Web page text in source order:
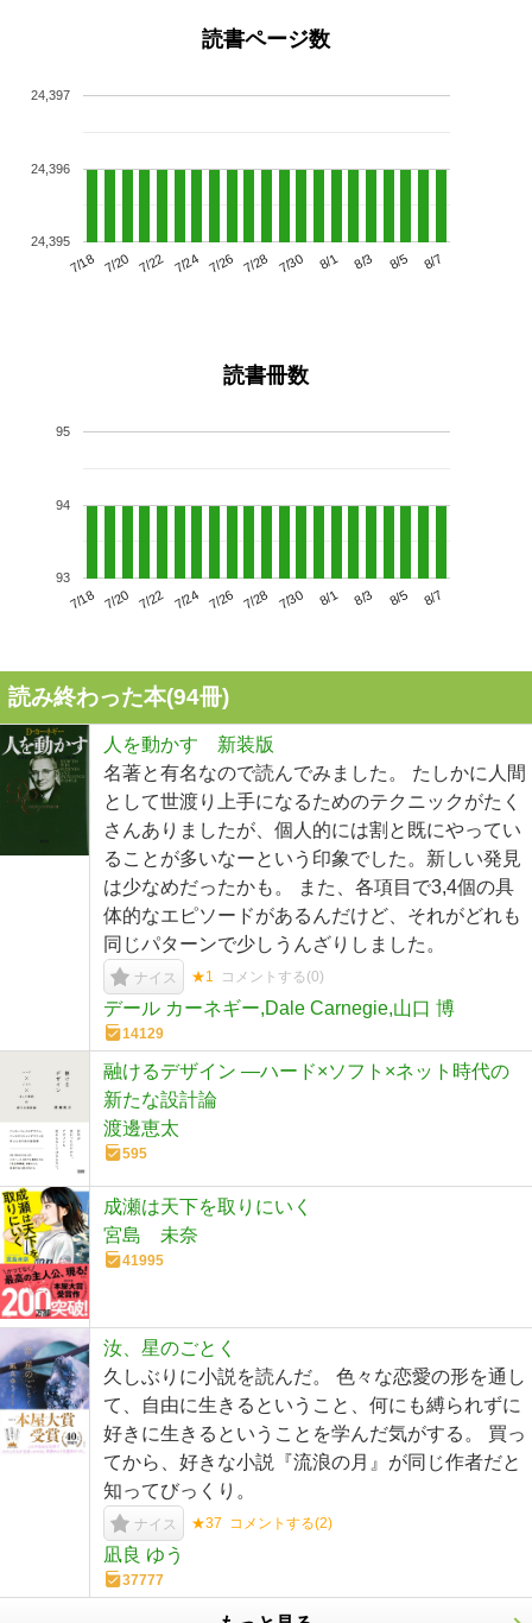
読書ページ数
7/18 7/20 7/22 7/24 7/26 7/28 7/30 8/1 8/3 8/5 8/7
24,395
24,396
24,397
読書冊数
7/18 7/20 7/22 7/24 7/26 7/28 7/30 8/1 8/3 8/5 8/7
93
94
95
読み終わった本(94冊)
人を動かす 新装版
名著と有名なので読んでみました。 たしかに人間
として世渡り上手になるためのテクニックがたく
さんありましたが、個人的には割と既にやってい
ることが多いなーという印象でした。新しい発見
は少なめだったかも。 また、各項目で3,4個の具
体的なエピソードがあるんだけど、それがどれも
同じパターンで少しうんざりしました。
ナイス ★1 コメントする(0)
デール カーネギー,Dale Carnegie,山口 博
14129
融けるデザイン ―ハード×ソフト×ネット時代の
新たな設計論
渡邊恵太
595
成瀬は天下を取りにいく
宮島 未奈
41995
汝、星のごとく
久しぶりに小説を読んだ。 色々な恋愛の形を通し
て、自由に生きるということ、何にも縛られずに
好きに生きるということを学んだ気がする。 買っ
てから、好きな小説『流浪の月』が同じ作者だと
知ってびっくり。
ナイス ★37 コメントする(2)
凪良 ゆう
37777